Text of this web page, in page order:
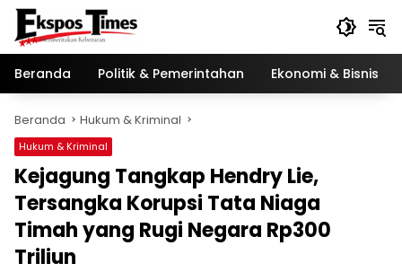
Langsung
konten
Beranda
Politik & Pemerintahan Ekonomi & Bisnis
Beranda Hukum & Kriminal
Hukum & Kriminal
Kejagung Tangkap Hendry Lie,
Tersangka Korupsi Tata Niaga
Timah yang Rugi Negara Rp300
Triliun